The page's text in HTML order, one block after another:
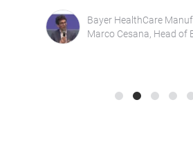
Bayer HealthCare
Marco Cesana, Head of